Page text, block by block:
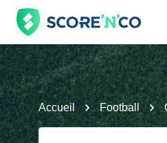
Accueil Football